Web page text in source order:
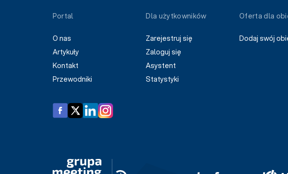
Portal
O nas
Artykuły
Kontakt
Przewodniki
Dla użytkowników
Zarejestruj się
Zaloguj się
Asystent
Statystyki
Oferta dla
Dodaj swój